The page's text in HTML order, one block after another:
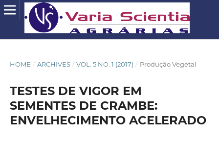
HOME / ARCHIVES / VOL. 5 NO. 1 (2017) / Produção Vegetal
TESTES DE VIGOR EM
SEMENTES DE CRAMBE:
ENVELHECIMENTO ACELERADO